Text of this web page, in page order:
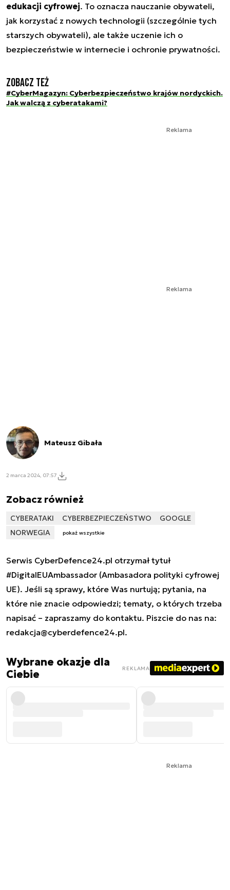
edukacji cyfrowej. To oznacza nauczanie obywateli,
jak korzystać z nowych technologii (szczególnie tych
starszych obywateli), ale także uczenie ich o
bezpieczeństwie w internecie i ochronie prywatności.
Zobacz też
#CyberMagazyn: Cyberbezpieczeństwo krajów nordyckich.
Jak walczą z cyberatakami?
Reklama
Reklama
Mateusz Gibała
2 marca 2024, 07:57
Zobacz również
CYBERATAKI CYBERBEZPIECZEŃSTWO
GOOGLE
NORWEGIA
pokaż wszystkie
Serwis CyberDefence24.pl otrzymał tytuł
#DigitalEUAmbassador (Ambasadora polityki cyfrowej
UE). Jeśli są sprawy, które Was nurtują; pytania, na
które nie znacie odpowiedzi; tematy, o których trzeba
napisać – zapraszamy do kontaktu. Piszcie do nas na:
redakcja@cyberdefence24.pl.
Wybrane okazje dla
Ciebie
REKLAMA
Reklama